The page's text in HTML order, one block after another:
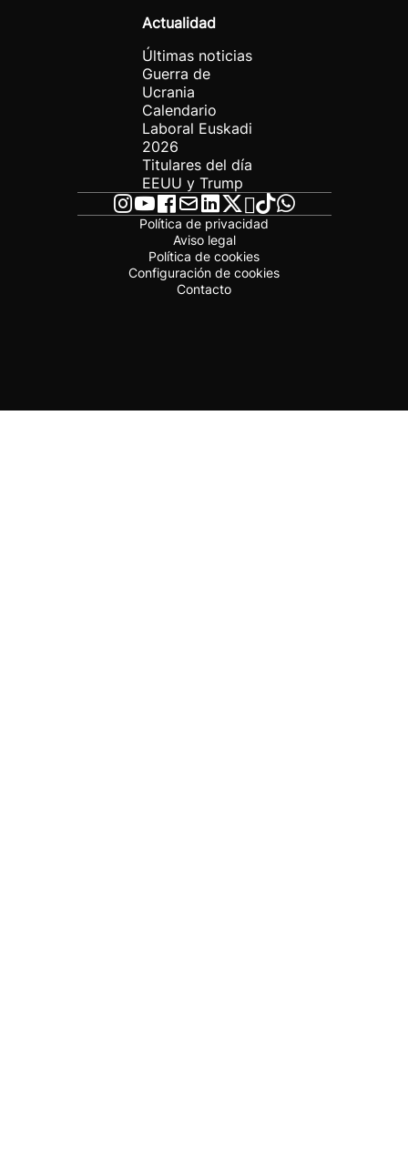
Actualidad
Últimas noticias
Guerra de
Ucrania
Calendario
Laboral Euskadi
2026
Titulares del día
EEUU y Trump
Política de privacidad
Aviso legal
Política de cookies
Configuración de cookies
Contacto